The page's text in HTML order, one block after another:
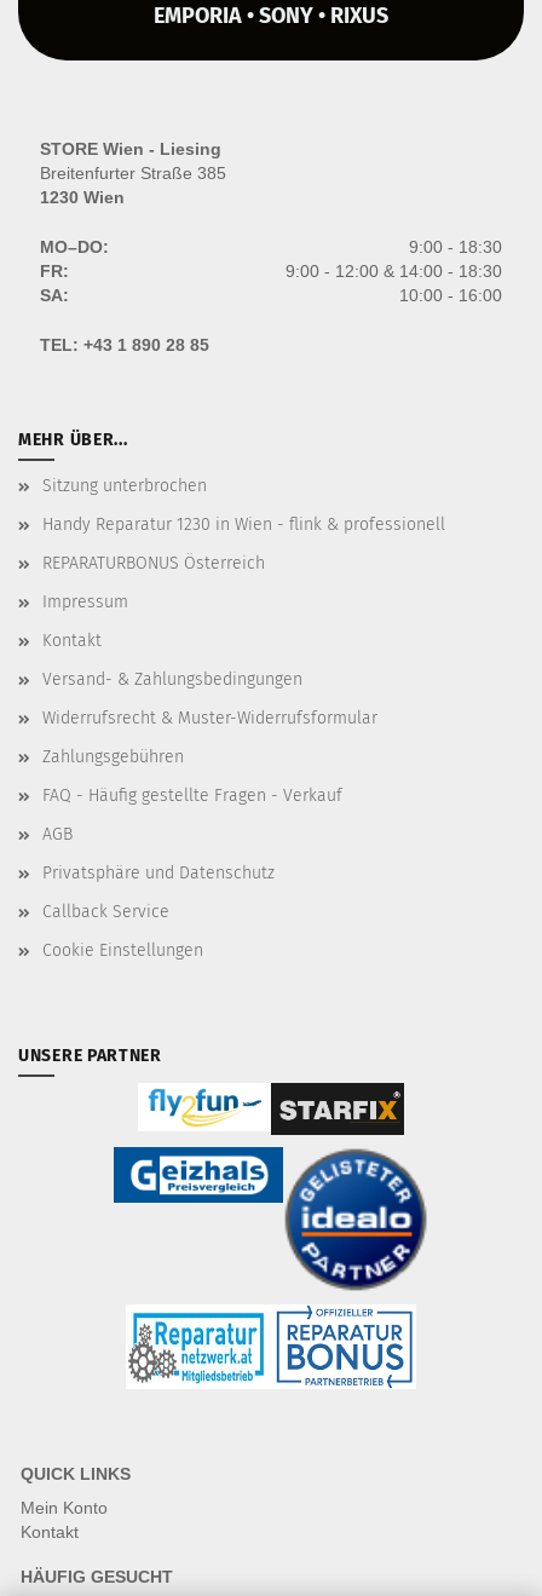
EMPORIA • SONY • RIXUS
STORE Wien - Liesing
Breitenfurter Straße 385
1230 Wien
MO–DO:
9:00 - 18:30
FR:
9:00 - 12:00 & 14:00 - 18:30
SA:
10:00 - 16:00
TEL: +43 1 890 28 85
MEHR ÜBER...
Sitzung unterbrochen
Handy Reparatur 1230 in Wien - flink & professionell
REPARATURBONUS Österreich
Impressum
Kontakt
Versand- & Zahlungsbedingungen
Widerrufsrecht & Muster-Widerrufsformular
Zahlungsgebühren
FAQ - Häufig gestellte Fragen - Verkauf
AGB
Privatsphäre und Datenschutz
Callback Service
Cookie Einstellungen
UNSERE PARTNER
QUICK LINKS
Mein Konto
Kontakt
HÄUFIG GESUCHT